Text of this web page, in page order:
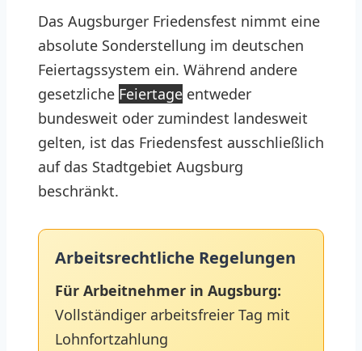
Das Augsburger Friedensfest nimmt eine
absolute Sonderstellung im deutschen
Feiertagssystem ein. Während andere
gesetzliche Feiertage entweder
bundesweit oder zumindest landesweit
gelten, ist das Friedensfest ausschließlich
auf das Stadtgebiet Augsburg
beschränkt.
Arbeitsrechtliche Regelungen
Für Arbeitnehmer in Augsburg:
Vollständiger arbeitsfreier Tag mit
Lohnfortzahlung